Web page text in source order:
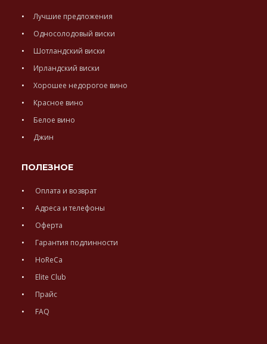
Лучшие предложения
Односолодовый виски
Шотландский виски
Ирландский виски
Хорошее недорогое вино
Красное вино
Белое вино
Джин
ПОЛЕЗНОЕ
Оплата и возврат
Адреса и телефоны
Оферта
Гарантия подлинности
HoReCa
Elite Club
Прайс
FAQ